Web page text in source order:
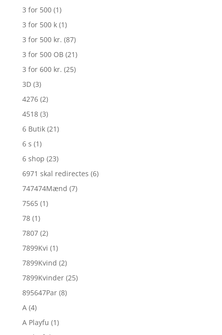
3 for 500 (1)
3 for 500 k (1)
3 for 500 kr. (87)
3 for 500 OB (21)
3 for 600 kr. (25)
3D (3)
4276 (2)
4518 (3)
6 Butik (21)
6 s (1)
6 shop (23)
6971 skal redirectes (6)
747474Mænd (7)
7565 (1)
78 (1)
7807 (2)
7899Kvi (1)
7899Kvind (2)
7899Kvinder (25)
895647Par (8)
A (4)
A Playfu (1)